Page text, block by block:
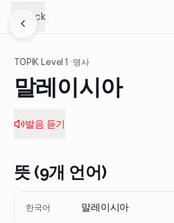
Back
TOPIK Level1 · 명사
말레이시아
발음 듣기
뜻 (9개 언어)
한국어 말레이시아